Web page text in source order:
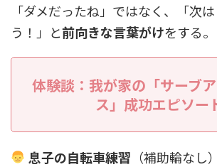
「ダメだったね」ではなく、「次
う！」と前向きな言葉がけをする。
体験談：我が家の「サーブ
ス」成功エピソー
息子の自転車練習 （補助輪なし）